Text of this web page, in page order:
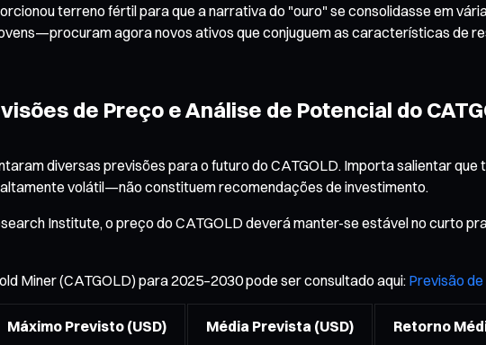
terreno fértil para que a narrativa do "ouro" se consolidasse em
agora novos ativos que conjuguem as características de
de Preço e Análise de Potencial do
diversas previsões para o futuro do CATGOLD. Importa salientar
volátil—não constituem recomendações de investimento.
Institute, o preço do CATGOLD deverá manter-se estável no curto
Miner (CATGOLD) para 2025–2030 pode ser consultado aqui: Previsão
Máximo Previsto (USD) Média Prevista (USD) Retorno